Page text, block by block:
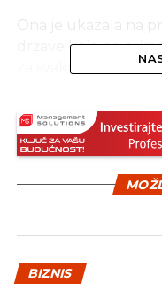
Ona je ukazala na
države koje ne
za svaku osobu.
„Prijetnje i ucjena
Unija su, iznad
rezultat slabosti“,
Komentarišući
BIZNIS